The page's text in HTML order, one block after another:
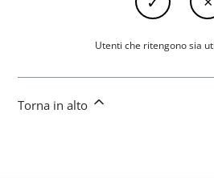
Utenti che ritengono sia
Torna in alto